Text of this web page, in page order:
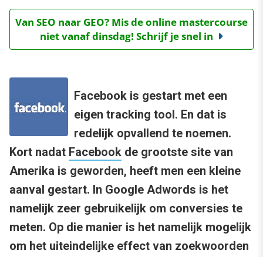
Van SEO naar GEO? Mis de online mastercourse
niet vanaf dinsdag! Schrijf je snel in
Facebook is gestart met een
eigen tracking tool. En dat is
redelijk opvallend te noemen.
Kort nadat Facebook de grootste site van
Amerika is geworden, heeft men een kleine
aanval gestart. In Google Adwords is het
namelijk zeer gebruikelijk om conversies te
meten. Op die manier is het namelijk mogelijk
om het uiteindelijke effect van zoekwoorden